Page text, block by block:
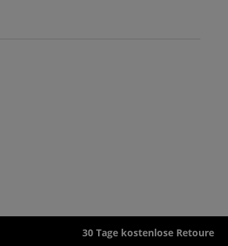
30 Tage kostenlose Retoure